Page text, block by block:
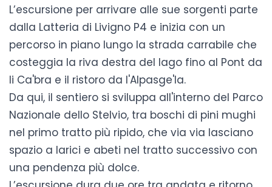
L’escursione per arrivare alle sue sorgenti parte
dalla Latteria di Livigno P4 e inizia con un
percorso in piano lungo la strada carrabile che
costeggia la riva destra del lago fino al Pont da
li Ca'bra e il ristoro da l'Alpasge'la.
Da qui, il sentiero si sviluppa all'interno del Parco
Nazionale dello Stelvio, tra boschi di pini mughi
nel primo tratto più ripido, che via via lasciano
spazio a larici e abeti nel tratto successivo con
una pendenza più dolce.